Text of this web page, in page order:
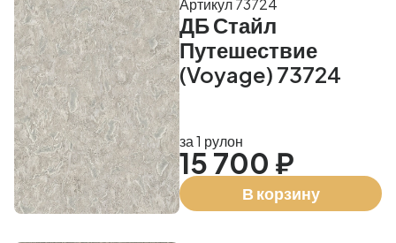
ДБ Стайл
Путешествие
(Voyage) 73724
Артикул 73724
за 1 рулон
15 700 ₽
В корзину